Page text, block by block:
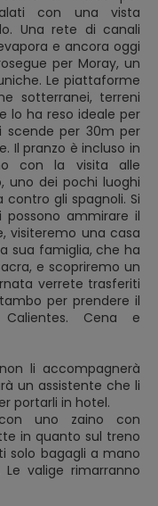
con una vista
Una rete di canali
e ancora oggi
per Moray, un
Le piattaforme
sotterranei, terreni
lo ha reso ideale per
scende per 30m per
Il pranzo è incluso in
con la visita alle
uno dei pochi luoghi
gli spagnoli. Si
possono ammirare il
visiteremo una casa
sua famiglia, che ha
e scopriremo un
verrete trasferiti
per prendere il
Cena e
li accompagnerà
un assistente che li
portarli in hotel.
uno zaino con
in quanto sul treno
solo bagagli a mano
valige rimarranno